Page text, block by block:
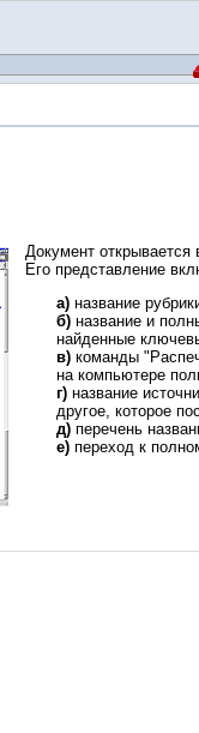
Документ открывается
Его представление
а)название
б)название и
найденные
в)команды
на компьютере
г)название
другое, которое
д)перечень
е)переход к